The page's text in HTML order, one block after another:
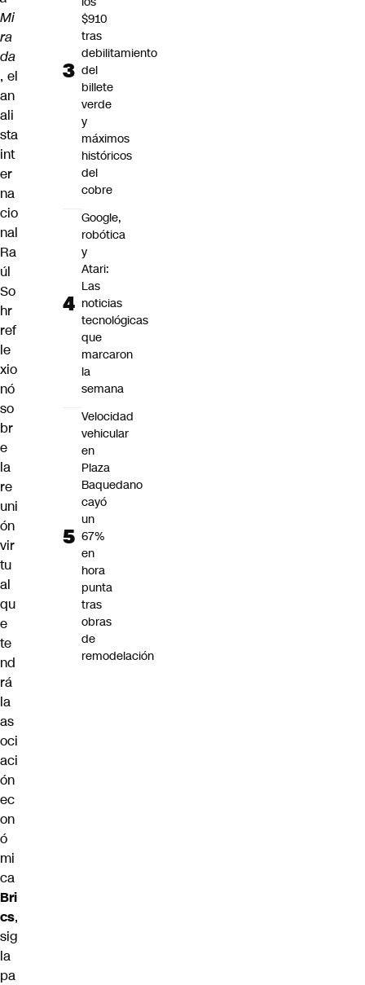
Mi
ra
da
, el
an
ali
sta
int
er
na
cio
nal
Ra
úl
So
hr
ref
le
xio
nó
so
br
e
la
re
uni
ón
vir
tu
al
qu
e
te
nd
rá
la
as
oci
aci
ón
ec
on
ó
mi
ca
Bri
cs,
sig
la
pa
$910
tras
debilitamiento
del
billete
verde
y
máximos
históricos
del
cobre
Google,
robótica
y
Atari:
Las
noticias
tecnológicas
que
marcaron
la
semana
Velocidad
vehicular
en
Plaza
Baquedano
cayó
un
67%
en
hora
punta
tras
obras
de
remodelación